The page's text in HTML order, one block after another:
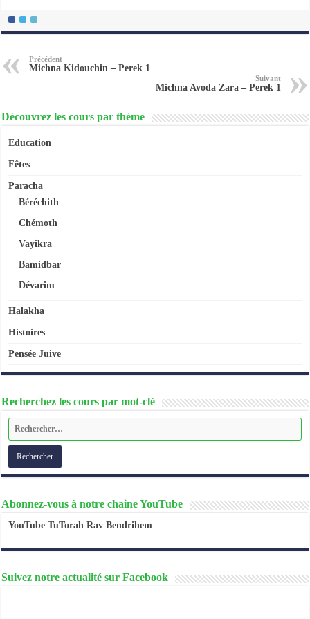
Précédent
Michna Kidouchin – Perek 1
Suivant
Michna Avoda Zara – Perek 1
Découvrez les cours par thème
Education
Fêtes
Paracha
Béréchith
Chémoth
Vayikra
Bamidbar
Dévarim
Halakha
Histoires
Pensée Juive
Recherchez les cours par mot-clé
Abonnez-vous à notre chaine YouTube
YouTube TuTorah Rav Bendrihem
Suivez notre actualité sur Facebook